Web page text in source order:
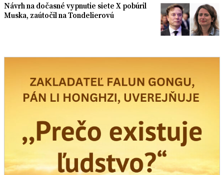
Návrh na dočasné vypnutie siete X pobúril
Muska, zaútočil na Tondelierovú